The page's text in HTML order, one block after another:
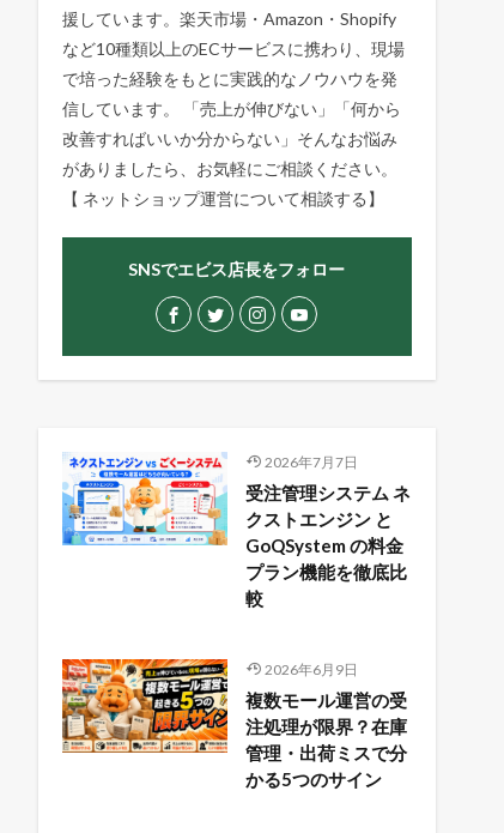
援しています。楽天市場・Amazon・Shopify
など10種類以上のECサービスに携わり、現場
で培った経験をもとに実践的なノウハウを発
信しています。 「売上が伸びない」「何から
改善すればいいか分からない」そんなお悩み
がありましたら、お気軽にご相談ください。
【 ネットショップ運営について相談する 】
SNSでエビス店長をフォロー
2026年7月7日
受注管理システム ネ
クストエンジン と
GoQSystem の料金
プラン機能を徹底比
較
2026年6月9日
複数モール運営の受
注処理が限界？在庫
管理・出荷ミスで分
かる5つのサイン